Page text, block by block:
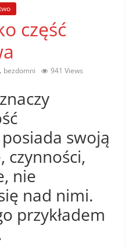
część
, bezdomni 941 Views
swoją
czynności,
nie
nad nimi.
przykładem